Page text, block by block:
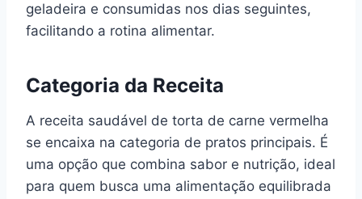
geladeira e consumidas nos dias seguintes,
facilitando a rotina alimentar.
Categoria da Receita
A receita saudável de torta de carne vermelha
se encaixa na categoria de pratos principais. É
uma opção que combina sabor e nutrição, ideal
para quem busca uma alimentação equilibrada